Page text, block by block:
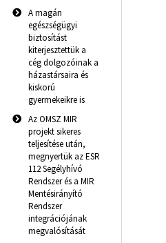
A magán
egészségügyi
biztosítást
kiterjesztettük a
cég dolgozóinak a
házastársaira és
kiskorú
gyermekeikre is
Az OMSZ MIR
projekt sikeres
teljesítése után,
megnyertük az ESR
112 Segélyhívó
Rendszer és a MIR
Mentésirányító
Rendszer
integrációjának
megvalósítását